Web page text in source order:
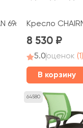
696 ТВ белый
Кресло
8 530
5.0оценок (1)
В корзину
64580